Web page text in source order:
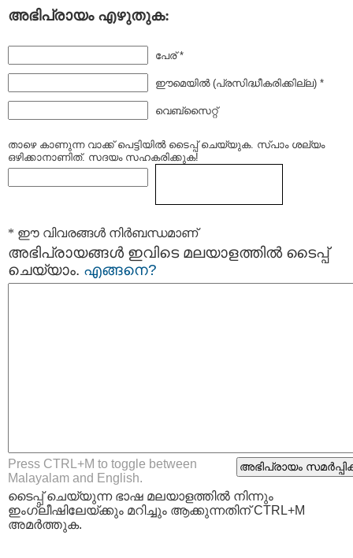
അഭിപ്രായം എഴുതുക:
പേര് *
ഈമെയില്‍ (പ്രസിദ്ധീകരിക്കില്ല) *
വെബ്സൈറ്റ്
താഴെ കാണുന്ന വാക്ക് പെട്ടിയില്‍ ടൈപ്പ്‌ ചെയ്യുക. സ്പാം ശല്യം
ഒഴിക്കാനാണിത്. സദയം സഹകരിക്കുക!
* ഈ വിവരങ്ങള്‍ നിര്‍ബന്ധമാണ്
അഭിപ്രായങ്ങള്‍ ഇവിടെ മലയാളത്തില്‍ ടൈപ്പ്
ചെയ്യാം. എങ്ങനെ?
Press CTRL+M to toggle between
Malayalam and English.
ടൈപ്പ്‌ ചെയ്യുന്ന ഭാഷ മലയാളത്തില്‍ നിന്നും
ഇംഗ്ലീഷിലേയ്ക്കും മറിച്ചും ആക്കുന്നതിന് CTRL+M
അമര്‍ത്തുക.